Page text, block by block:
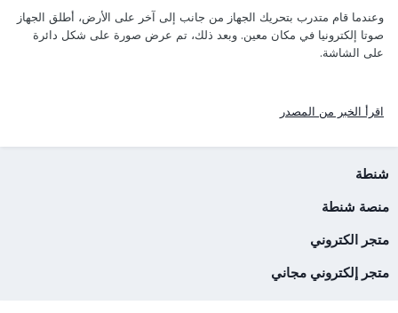
وعندما قام متدرب بتحريك الجهاز من جانب إلى آخر على الأرض، أطلق الجهاز
صوتا إلكترونيا في مكان معين. وبعد ذلك، تم عرض صورة على شكل دائرة
على الشاشة.
اقرأ الخبر من المصدر
شنطة
منصة شنطة
متجر الكتروني
متجر إلكتروني مجاني